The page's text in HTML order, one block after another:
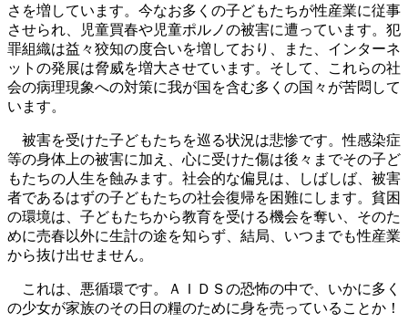
さを増しています。今なお多くの子どもたちが性産業に従事
させられ、児童買春や児童ポルノの被害に遭っています。犯
罪組織は益々狡知の度合いを増しており、また、インターネ
ットの発展は脅威を増大させています。そして、これらの社
会の病理現象への対策に我が国を含む多くの国々が苦悶して
います。
被害を受けた子どもたちを巡る状況は悲惨です。性感染症
等の身体上の被害に加え、心に受けた傷は後々までその子ど
もたちの人生を蝕みます。社会的な偏見は、しばしば、被害
者であるはずの子どもたちの社会復帰を困難にします。貧困
の環境は、子どもたちから教育を受ける機会を奪い、そのた
めに売春以外に生計の途を知らず、結局、いつまでも性産業
から抜け出せません。
これは、悪循環です。ＡＩＤＳの恐怖の中で、いかに多く
の少女が家族のその日の糧のために身を売っていることか！